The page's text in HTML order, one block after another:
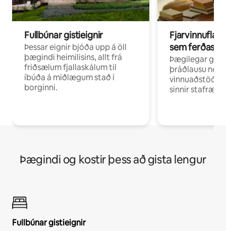
Fullbúnar gistieignir
Þessar eignir bjóða upp á öll
þægindi heimilisins, allt frá
friðsælum fjallaskálum til
íbúða á miðlægum stað í
borginni.
sem ferðast
Þægilegar
þráðlausu neti
vinnuaðstöðu
sinnir
Þægindi og kostir þess að gista lengur
Fullbúnar gistieignir